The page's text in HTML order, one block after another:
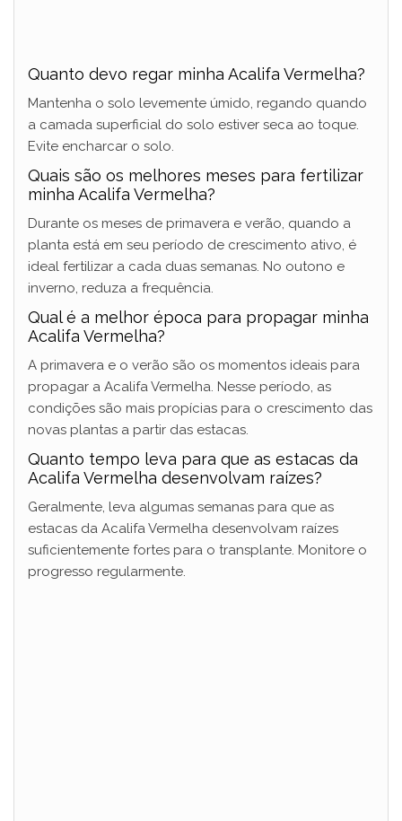
Quanto devo regar minha Acalifa Vermelha?
Mantenha o solo levemente úmido, regando quando
a camada superficial do solo estiver seca ao toque.
Evite encharcar o solo.
Quais são os melhores meses para fertilizar
minha Acalifa Vermelha?
Durante os meses de primavera e verão, quando a
planta está em seu período de crescimento ativo, é
ideal fertilizar a cada duas semanas. No outono e
inverno, reduza a frequência.
Qual é a melhor época para propagar minha
Acalifa Vermelha?
A primavera e o verão são os momentos ideais para
propagar a Acalifa Vermelha. Nesse período, as
condições são mais propícias para o crescimento das
novas plantas a partir das estacas.
Quanto tempo leva para que as estacas da
Acalifa Vermelha desenvolvam raízes?
Geralmente, leva algumas semanas para que as
estacas da Acalifa Vermelha desenvolvam raízes
suficientemente fortes para o transplante. Monitore o
progresso regularmente.